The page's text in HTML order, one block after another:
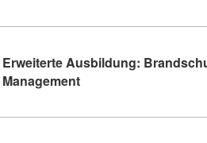
Erweiterte Ausbildung:
ManagementKursdetail: Erweiterte